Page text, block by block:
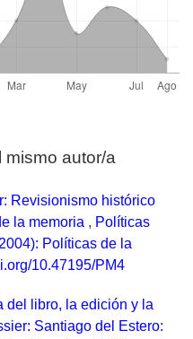
autor/a
Revisionismo histórico
la memoria , Políticas
Políticas de la
10.47195/PM4
del libro, la edición y la
Santiago del Estero: